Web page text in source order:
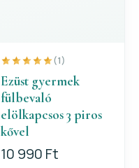
(1)
Ezüst gyermek
fülbevaló
elölkapcsos 3 piros
kővel
10 990 Ft